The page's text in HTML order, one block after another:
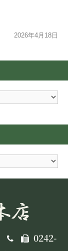
2026年4月18日
0242-